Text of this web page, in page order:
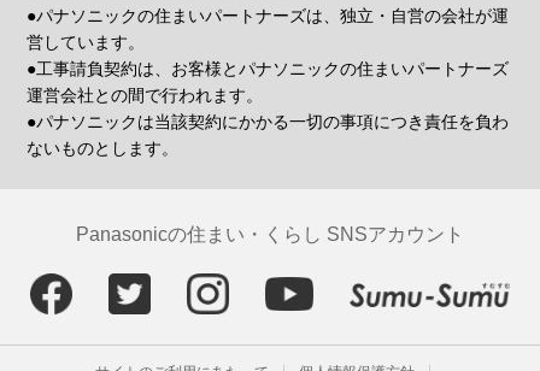
●パナソニックの住まいパートナーズは、独立・自営の会社が運
営しています。
●工事請負契約は、お客様とパナソニックの住まいパートナーズ
運営会社との間で行われます。
●パナソニックは当該契約にかかる一切の事項につき責任を負わ
ないものとします。
Panasonicの住まい・くらし SNSアカウント